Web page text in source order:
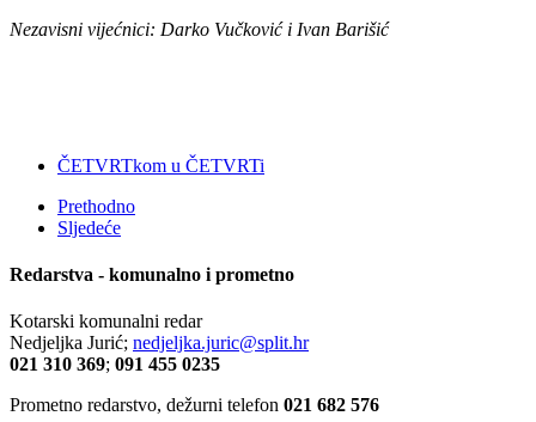
Nezavisni vijećnici: Darko Vučković i Ivan Barišić
ČETVRTkom u ČETVRTi
Prethodno
Sljedeće
Redarstva - komunalno i prometno
Kotarski komunalni redar
Nedjeljka Jurić; nedjeljka.juric@split.hr
021 310 369; 091 455 0235
Prometno redarstvo, dežurni telefon 021 682 576